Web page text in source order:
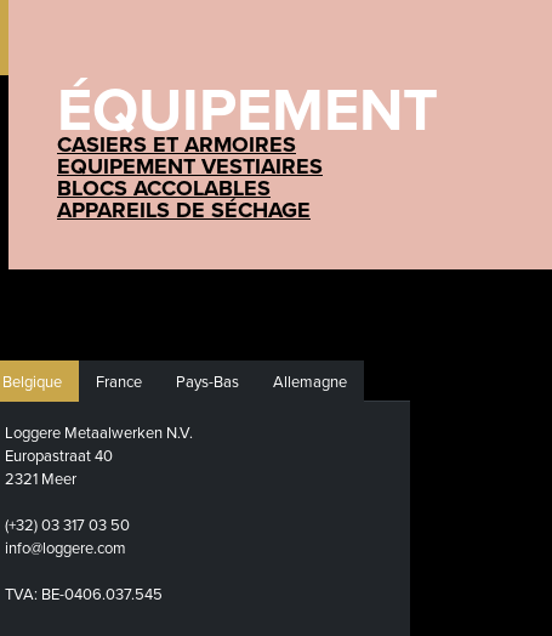
ÉQUIPEMENT
CASIERS ET ARMOIRES
EQUIPEMENT VESTIAIRES
BLOCS ACCOLABLES
APPAREILS DE SÉCHAGE
Belgique France Pays-Bas Allemagne
Loggere Metaalwerken N.V.
Europastraat 40
2321 Meer
(+32) 03 317 03 50
info@loggere.com
TVA: BE-0406.037.545